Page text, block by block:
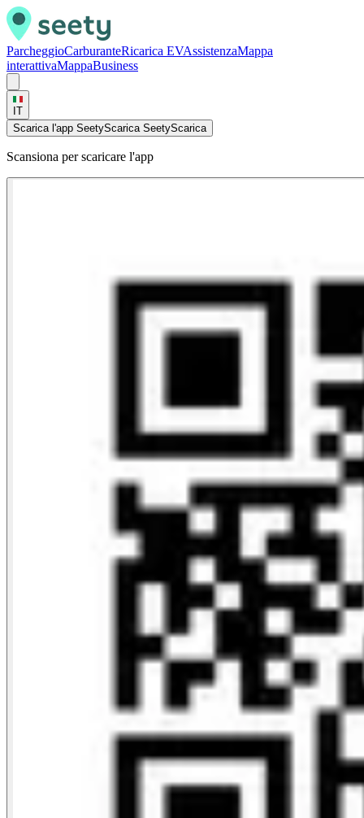
ParcheggioCarburanteRicarica EVAssistenzaMappa
interattivaMappaBusiness
IT
Scarica l'app SeetyScarica SeetyScarica
Scansiona per scaricare l'app